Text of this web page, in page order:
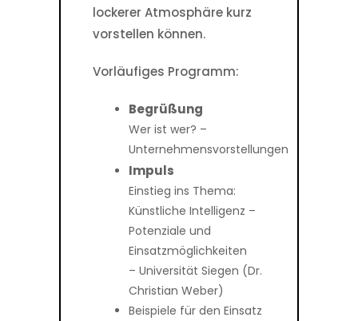
lockerer Atmosphäre kurz
vorstellen können.
Vorläufiges Programm:
Begrüßung
Wer ist wer? –
Unternehmensvorstellungen
Impuls
Einstieg ins Thema:
Künstliche Intelligenz –
Potenziale und
Einsatzmöglichkeiten
– Universität Siegen (Dr.
Christian Weber)
Beispiele für den Einsatz